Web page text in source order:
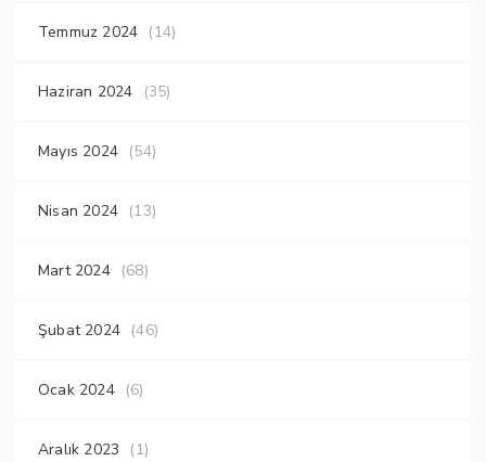
Temmuz 2024 (14)
Haziran 2024 (35)
Mayıs 2024 (54)
Nisan 2024 (13)
Mart 2024 (68)
Şubat 2024 (46)
Ocak 2024 (6)
Aralık 2023 (1)